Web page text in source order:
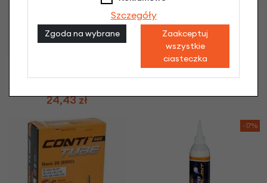
24,43 zł
Dętka Continental
Compact 10/11/12
21,90 zł
-17%
Szczegóły
Zgoda na wybrane
Zaakceptuj
wszystkie
ciasteczka